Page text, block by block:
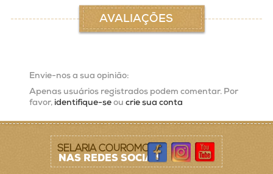
AVALIAÇÕES
Envie-nos a sua opinião:
Apenas usuários registrados podem comentar. Por
favor, identifique-seou crie sua conta
SELARIA COUROMODA
NAS REDES SOCIAIS